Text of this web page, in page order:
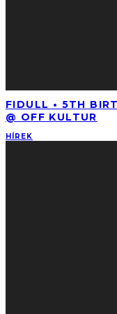
FIDULL • 5TH
@ OFF KULTUR
HÍREK